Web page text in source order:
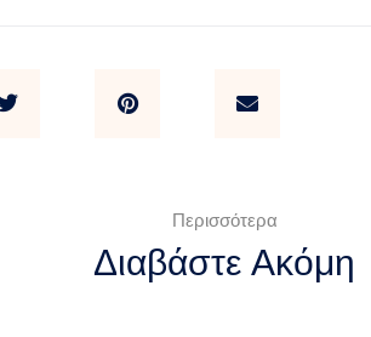
Περισσότερα
Διαβάστε Ακόμη